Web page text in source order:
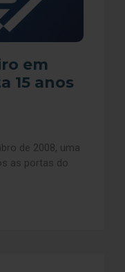
em
15 anos
de 2008, uma
as portas do